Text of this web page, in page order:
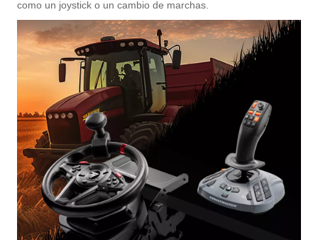
como un joystick o un cambio de marchas.